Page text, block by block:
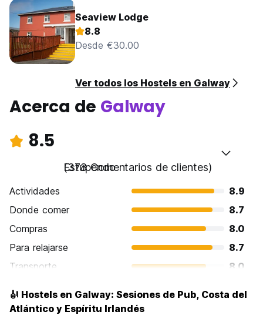
Seaview Lodge
8.8
Desde €30.00
Ver todos los Hostels en Galway
Acerca de Galway
8.5
Estupendo
(378 Comentarios de clientes)
Actividades
8.9
Donde comer
8.7
Compras
8.0
Para relajarse
8.7
Transporte
8.0
Cultura
🎻 Hostels en Galway: Sesiones de Pub, Costa del
Atlántico y Espíritu Irlandés